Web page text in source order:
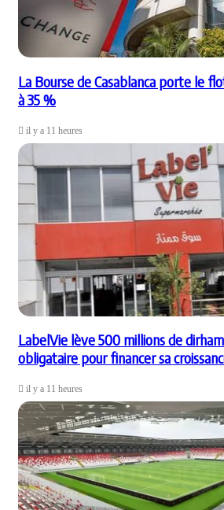
La Bourse de Casablanca porte le
à 35 %
il y a 11 heures
LabelVie lève 500 millions de
obligataire pour financer sa
il y a 11 heures